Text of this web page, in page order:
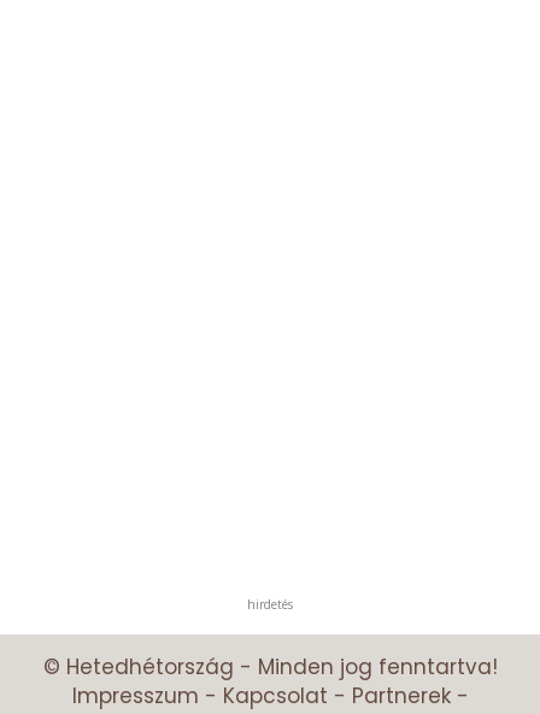
hirdetés
© Hetedhétország - Minden jog fenntartva!
Impresszum - Kapcsolat - Partnerek-